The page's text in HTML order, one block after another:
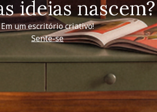
ideias nascem?
Em um escritório criativo!
Sente-se